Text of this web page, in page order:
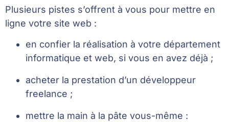
Plusieurs pistes s’offrent à vous pour mettre en
ligne votre site web :
en confier la réalisation à votre département
informatique et web, si vous en avez déjà ;
acheter la prestation d’un développeur
freelance ;
mettre la main à la pâte vous-même :